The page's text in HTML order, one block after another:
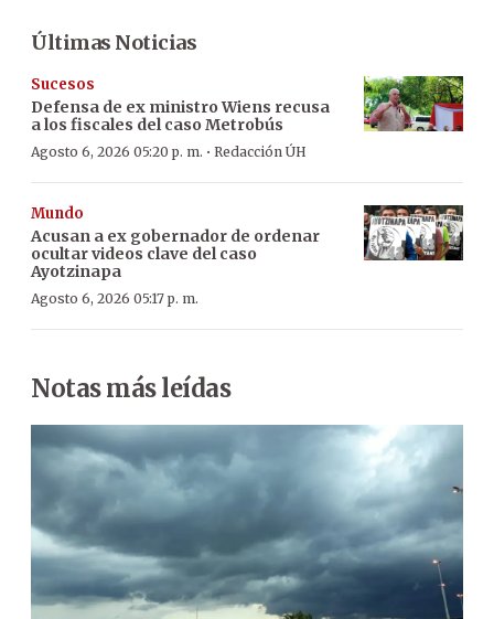
Últimas Noticias
Sucesos
Defensa de ex ministro Wiens recusa
a los fiscales del caso Metrobús
Agosto 6, 2026 05:20 p. m. · Redacción ÚH
Mundo
Acusan a ex gobernador de ordenar
ocultar videos clave del caso
Ayotzinapa
Agosto 6, 2026 05:17 p. m.
Notas más leídas